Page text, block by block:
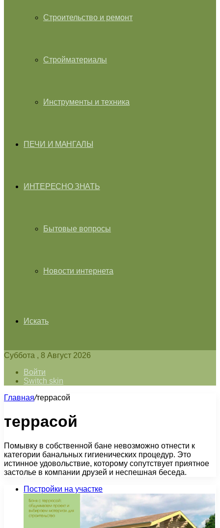
Строительство и ремонт
Стройматериалы
Инструменты и техника
ПЕЧИ И МАНГАЛЫ
ИНТЕРЕСНО ЗНАТЬ
Бытовые вопросы
Новости интернета
Искать
Суббота , 8 Август 2026
Войти
Switch skin
Главная/террасой
террасой
Помывку в собственной бане невозможно отнести к
категории банальных гигиенических процедур. Это
истинное удовольствие, которому сопутствует приятное
застолье в компании друзей и неспешная беседа.
Постройки на участке